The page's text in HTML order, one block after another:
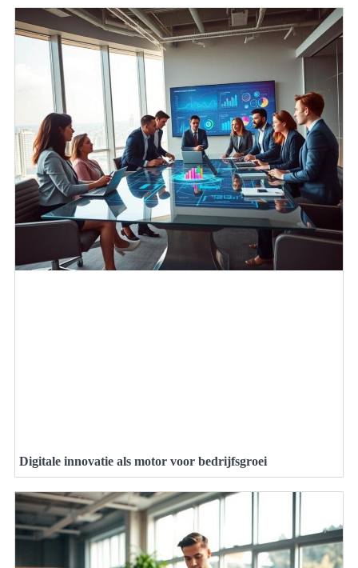
Digitale innovatie als motor voor bedrijfsgroei